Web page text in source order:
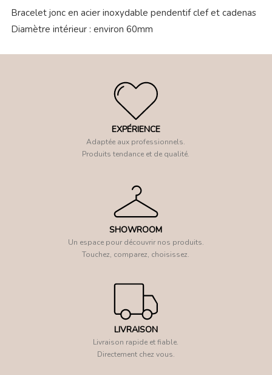
Bracelet jonc en acier inoxydable pendentif clef et cadenas
Diamètre intérieur : environ 60mm
EXPÉRIENCE
Adaptée aux professionnels.
Produits tendance et de qualité.
SHOWROOM
Un espace pour découvrir nos produits.
Touchez, comparez, choisissez.
LIVRAISON
Livraison rapide et fiable.
Directement chez vous.